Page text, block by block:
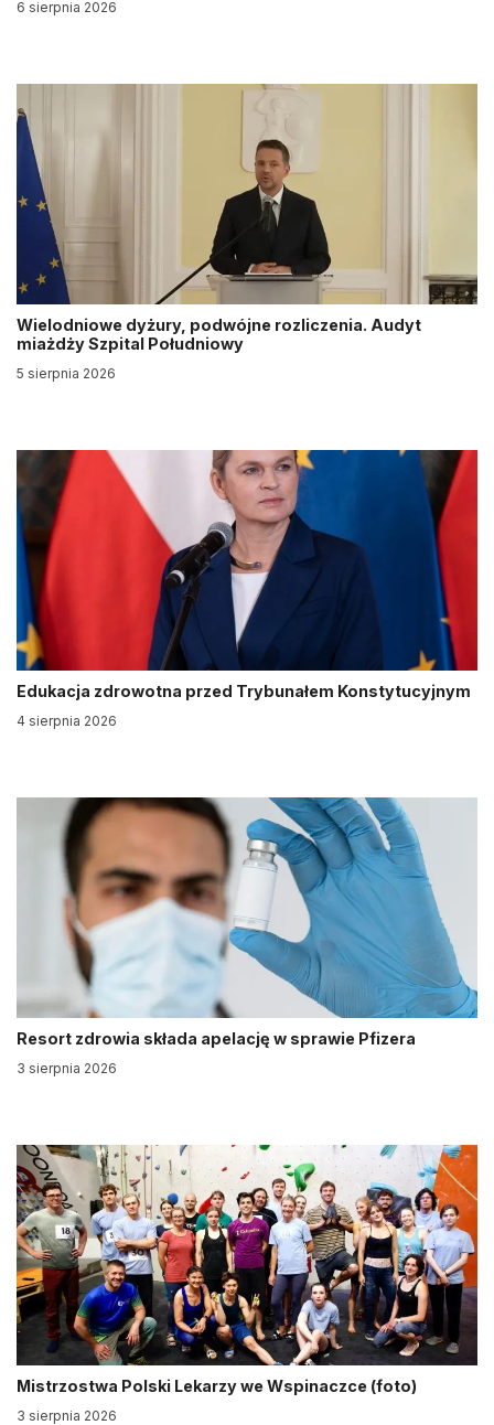
6 sierpnia 2026
Wielodniowe dyżury, podwójne rozliczenia. Audyt
miażdży Szpital Południowy
5 sierpnia 2026
Edukacja zdrowotna przed Trybunałem Konstytucyjnym
4 sierpnia 2026
Resort zdrowia składa apelację w sprawie Pfizera
3 sierpnia 2026
Mistrzostwa Polski Lekarzy we Wspinaczce (foto)
3 sierpnia 2026